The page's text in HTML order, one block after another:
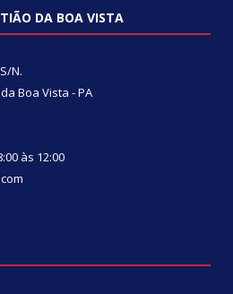
DA BOA VISTA
N.
Boa Vista - PA
às 12:00